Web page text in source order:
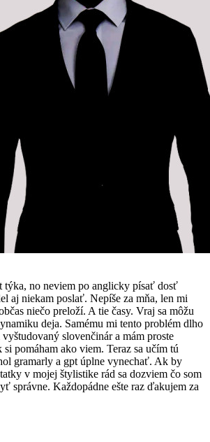
týka, no neviem po anglicky písať dosť
aj niekam poslať. Nepíše za mňa, len mi
niečo preloží. A tie časy. Vraj sa môžu
deja. Samému mi tento problém dlho
slovenčinár a mám proste
pomáham ako viem. Teraz sa učím tú
gramarly a gpt úplne vynechať. Ak by
v mojej štylistike rád sa dozviem čo som
správne. Každopádne ešte raz ďakujem za